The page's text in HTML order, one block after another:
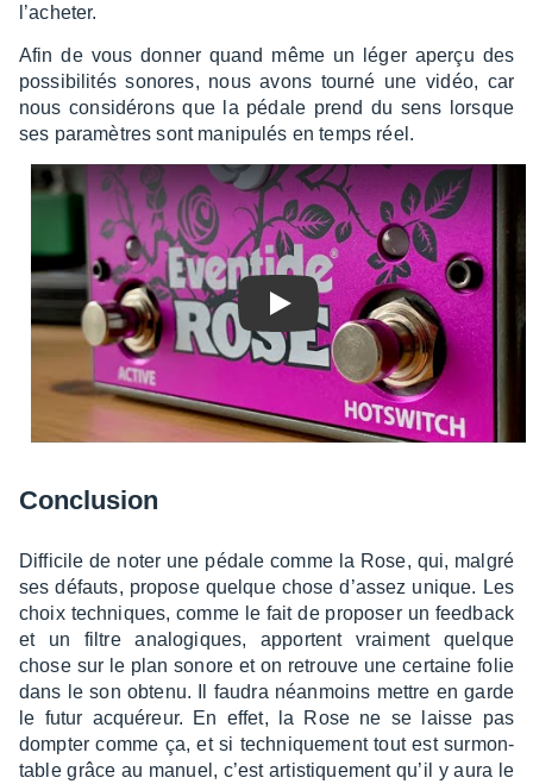
l’ache­ter.
Afin de vous donner quand même un léger aperçu des
possi­bi­li­tés sonores, nous avons tourné une vidéo, car
nous consi­dé­rons que la pédale prend du sens lorsque
ses para­mètres sont mani­pu­lés en temps réel.
Play
Conclu­sion
Diffi­cile de noter une pédale comme la Rose, qui, malgré
ses défauts, propose quelque chose d’as­sez unique. Les
choix tech­niques, comme le fait de propo­ser un feed­back
et un filtre analo­giques, apportent vrai­ment quelque
chose sur le plan sonore et on retrouve une certaine folie
dans le son obtenu. Il faudra néan­moins mettre en garde
le futur acqué­reur. En effet, la Rose ne se laisse pas
domp­ter comme ça, et si tech­nique­ment tout est surmon­
table grâce au manuel, c’est artis­tique­ment qu’il y aura le